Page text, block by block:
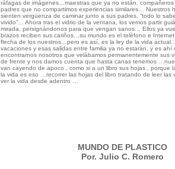
ráfagas de imágenes…maestras que ya no están,
padres que no compartimos experiencias similares… Nuestros
sienten vergüenza de caminar junto a sus padres, “todo lo
vivido”… Ahora tras el vidrio de la ventana, los vemos partir
mirada, persignándonos para que vengan sanos… Ellos ya
brazos reciben sus cariños…su mundo es el teléfono e
flecha de los nuestros…pero es así, es la ley de la vida
vacaciones y esas salidas entre familia ya no estarán, y es ahí
encontrarnos nosotros que velábamos permanentemente sus
de frente y nos damos cuenta que hasta canas tenemos
van cayendo de apoco , como si a un libro sus hojas , porque
la vida es eso …recorrer las hojas del libro tratando de leer las
ver la vida desde adentro …
MUNDO DE PLASTICO
Por. Julio C. Romero